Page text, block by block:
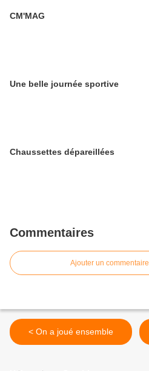
CM'MAG
Une belle journée sportive
Chaussettes dépareillées
Commentaires
Ajouter un commentaire
< On a joué ensemble